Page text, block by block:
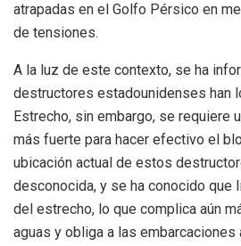
atrapadas en el Golfo Pérsico en
de tensiones.
A la luz de este contexto, se ha
destructores estadounidenses han
Estrecho, sin embargo, se requiere
más fuerte para hacer efectivo el
ubicación actual de estos
desconocida, y se ha conocido que
del estrecho, lo que complica aún
aguas y obliga a las embarcaciones